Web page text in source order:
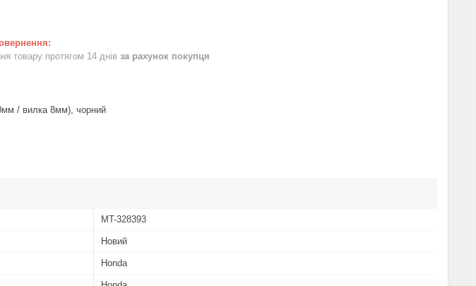
товару протягом 14 днів за рахунок покупця
/ вилка 8мм), чорний
MT-328393
Новий
Honda